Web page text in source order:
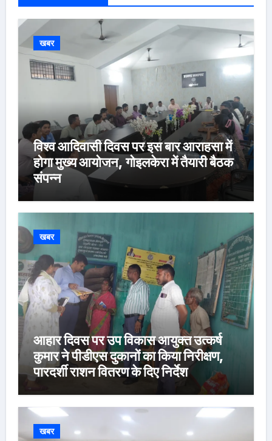
खबर
विश्व आदिवासी दिवस पर इस बार आराहसा में
होगा मुख्य आयोजन, गोइलकेरा में तैयारी बैठक
संपन्न
खबर
आहार दिवस पर उप विकास आयुक्त उत्कर्ष
कुमार ने पीडीएस दुकानों का किया निरीक्षण,
पारदर्शी राशन वितरण के दिए निर्देश
खबर